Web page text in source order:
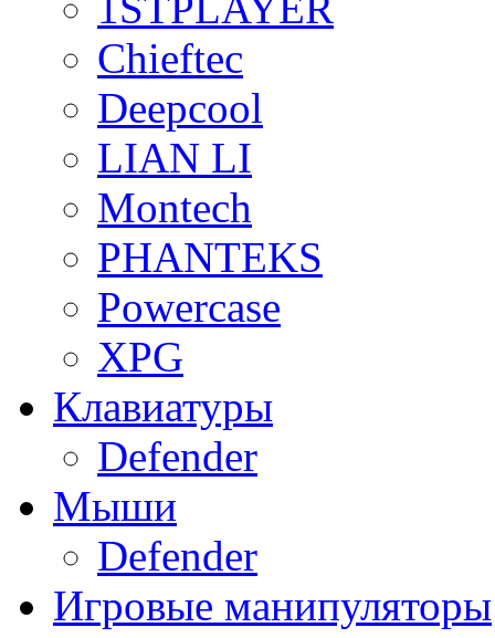
Chieftec
Deepcool
LIAN LI
Montech
PHANTEKS
Powercase
XPG
Клавиатуры
Defender
Мыши
Defender
Игровые манипуляторы